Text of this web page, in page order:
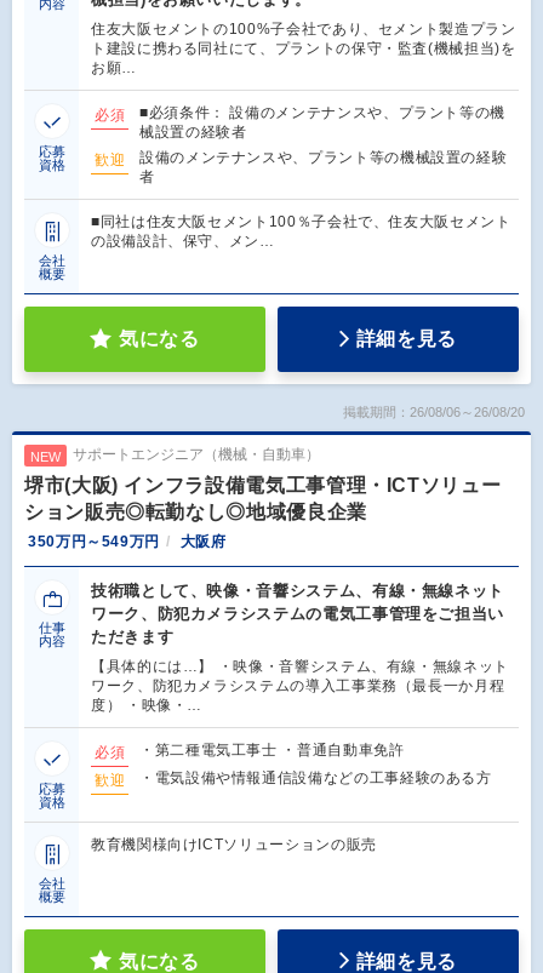
内容
住友大阪セメントの100%子会社であり、セメント製造プラン
ト建設に携わる同社にて、プラントの保守・監査(機械担当)を
お願…
応募
資格
必須
■必須条件： 設備のメンテナンスや、プラント等の機
械設置の経験者
歓迎
設備のメンテナンスや、プラント等の機械設置の経験
者
会社
概要
■同社は住友大阪セメント100％子会社で、住友大阪セメント
の設備設計、保守、メン…
気になる 詳細を見る
掲載期間：26/08/06～26/08/20
NEW サポートエンジニア（機械・自動車）
堺市(大阪) インフラ設備電気工事管理・ICTソリュー
ション販売◎転勤なし◎地域優良企業
350万円～549万円 大阪府
仕事
内容
技術職として、映像・音響システム、有線・無線ネット
ワーク、防犯カメラシステムの電気工事管理をご担当い
ただきます
【具体的には…】 ・映像・音響システム、有線・無線ネット
ワーク、防犯カメラシステムの導入工事業務（最長一か月程
度） ・映像・…
応募
資格
必須
・第二種電気工事士 ・普通自動車免許
歓迎
・電気設備や情報通信設備などの工事経験のある方
会社
概要
教育機関様向けICTソリューションの販売
気になる 詳細を見る